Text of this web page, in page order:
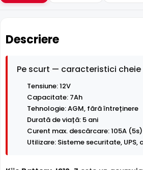
Descriere
Pe scurt — caracteristici cheie
Tensiune: 12V
Capacitate: 7Ah
Tehnologie: AGM, fără întreținere
Durată de viață: 5 ani
Curent max. descărcare: 105A (5s)
Utilizare: Sisteme securitate, UPS,